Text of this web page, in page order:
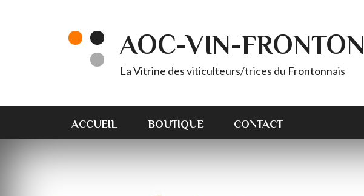
AOC-VIN-FRONTON
La Vitrine des viticulteurs/trices du Frontonnais
ACCUEIL BOUTIQUE CONTACT